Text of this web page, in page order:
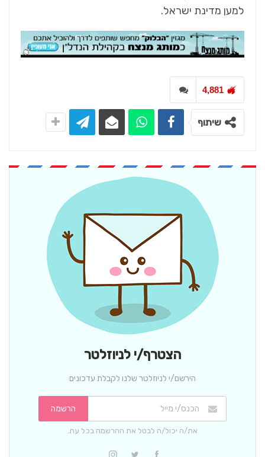
למען מדינת ישראל.
4,881
שיתוף
הצטרף/י לניוזלטר
הירשם/י לניוזלטר שלנו לקבלת עדכונים
הרשמה
את/ה יכול/ה לבטל את ההרשמה בכל עת.